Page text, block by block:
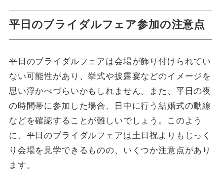
平日のブライダルフェア参加の注意点
平日のブライダルフェアは会場が飾り付けられてい
ない可能性があり、挙式や披露宴などのイメージを
思い浮かべづらいかもしれません。また、平日の夜
の時間帯に参加した場合、日中に行う結婚式の動線
などを確認することが難しいでしょう。このよう
に、平日のブライダルフェアは土日祝よりもじっく
り会場を見学できるものの、いくつか注意点があり
ます。